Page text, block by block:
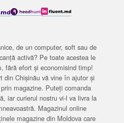
de un computer, soft sau de
activă? Pe toate acestea le
fără efort și economisind timp!
din Chișinău vă vine în ajutor și
magazine. Puteți comanda
iar curierul nostru vi-l va livra la
Magazinul online
magazine din Moldova care